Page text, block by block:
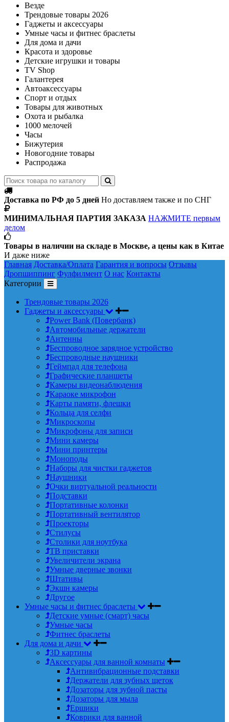
Везде
Трендовые товары 2026
Гаджеты и аксессуары
Умные часы и фитнес браслеты
Для дома и дачи
Красота и здоровье
Детские игрушки и товары
TV Shop
Галантерея
Автоаксессуары
Спорт и отдых
Товары для животных
Охота и рыбалка
1000 мелочей
Часы
Бижутерия
Новогодние товары
Распродажа
Доставка по РФ до 5 дней Но доставляем также и по СНГ
МИНИМАЛЬНАЯ ПАРТИЯ ЗАКАЗА НАЖМИТЕ первым
делом
Товары в наличии на складе в Москве, а цены как в Китае
И даже ниже
Главная Доставка/Оплата Гарантия и вопросы Отзывы
Дропшиппинг Фулфилмент О нас Контакты
Категории
Трендовые товары 2026
Гаджеты и аксессуары
Power Bank (Повербанк)
Автомобильные держатели
Антенны
Беспроводное зарядное устройство
Беспроводные наушники
Геймпад для телефона
Графические планшеты
Камеры видеонаблюдения
Караоке микрофон
Карты памяти, флешки
Кольца для селфи
Микроскопы
Микрофоны для записи
Мини камеры
Мини принтеры
Моноподы
Наборы для чистки гаджетов
Наушники
Очки виртуальной реальности
Подставки
Портативные колонки
Портативный вентилятор
Проекторы
Стилусы
Столики для ноутбука
ТВ приставки
Увеличители экрана
Умные дверные звонки
Штативы
Экшн камеры
Другое
Умные часы и фитнес браслеты
Детские умные (смарт) часы
Умные часы
Фитнес браслеты
Для дома и дачи
3D картины
Аксессуары для ванной комнаты
Антивибрационные подставки
Держатели для зубных щеток
Дозаторы для зубной пасты
Дозаторы для мыла
Ершики
Коврики для ванной